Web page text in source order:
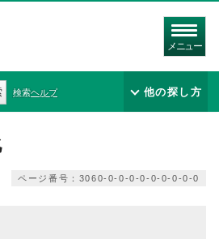
メニュー
検索ヘルプ 他の探し方
ページ番号：3060-0-0-0-0-0-0-0-0-0